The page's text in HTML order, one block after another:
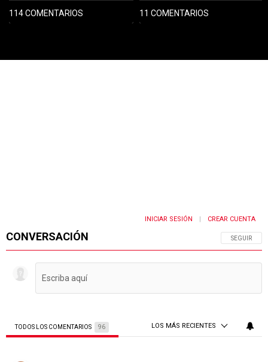
114 COMENTARIOS 11 COMENTARIOS
CONVERSACIÓN SIGA ESTA
SEGUIR
INICIAR SESIÓN CREAR CUENTA
TODOS LOS COMENTARIOS 96 LOS MÁS RECIENTES